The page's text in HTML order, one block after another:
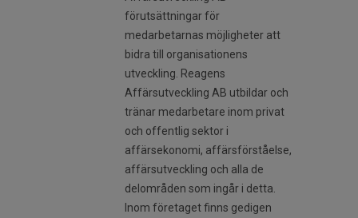
förutsättningar för
medarbetarnas möjligheter att
bidra till organisationens
utveckling. Reagens
Affärsutveckling AB utbildar och
tränar medarbetare inom privat
och offentlig sektor i
affärsekonomi, affärsförståelse,
affärsutveckling och alla de
delområden som ingår i detta.
Inom företaget finns gedigen